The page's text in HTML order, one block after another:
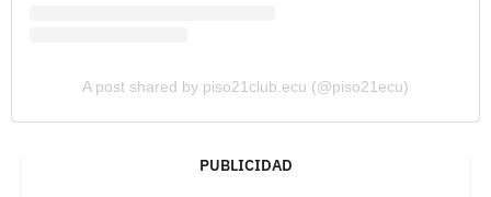
A post shared by piso21club.ecu (@piso21ecu)
PUBLICIDAD